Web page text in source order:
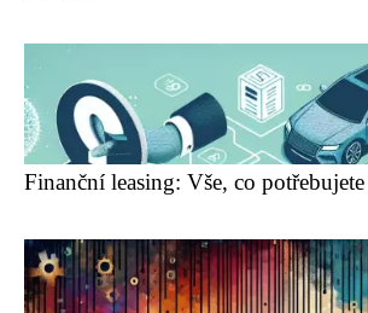
Finanční leasing: Vše, co